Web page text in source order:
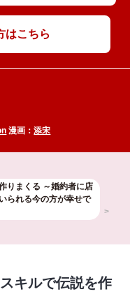
はこちら
漫画：添宋
りまくる ～婚約者に店
られる今の方が幸せで
キルで伝説を作